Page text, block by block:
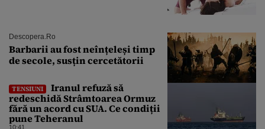
Descopera.ro
Barbarii au fost neînțeleși timp
de secole, susțin cercetătorii
TENSIUNI
Iranul refuză să
redeschidă Strâmtoarea Ormuz
fără un acord cu SUA. Ce condiții
pune Teheranul
10:41